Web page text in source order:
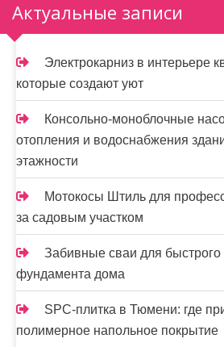
а
ц
и
я
з
а
п
и
с
е
й
Актуальные записи
Электрокарниз в интерьере
которые создают уют
Консольно-моноблочные
отопления и водоснабжения
этажности
Мотокосы Штиль для
за садовым участком
Забивные сваи для быстрого
фундамента дома
SPC-плитка в Тюмени: где
полимерное напольное покрытие